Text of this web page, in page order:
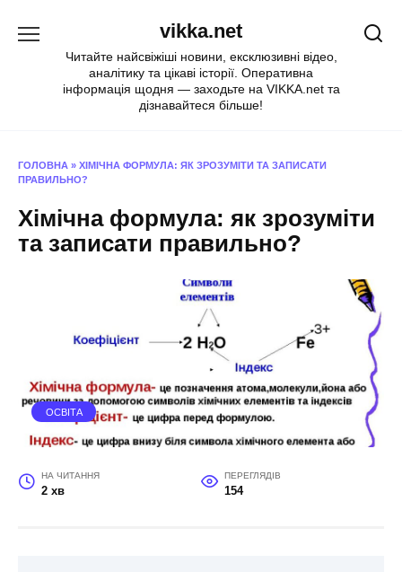
vikka.net
Читайте найсвіжіші новини, ексклюзивні відео,
аналітику та цікаві історії. Оперативна
інформація щодня — заходьте на VIKKA.net та
дізнавайтеся більше!
ГОЛОВНА » ХІМІЧНА ФОРМУЛА: ЯК ЗРОЗУМІТИ ТА ЗАПИСАТИ
ПРАВИЛЬНО?
Хімічна формула: як зрозуміти
та записати правильно?
ОСВІТА
НА ЧИТАННЯ
2 хв
ПЕРЕГЛЯДІВ
154